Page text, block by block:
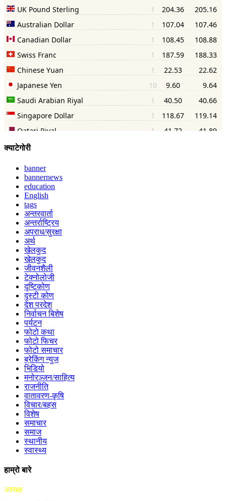
क्याटेगोरी
banner
bannernews
education
English
tags
अन्तरवार्ता
अन्तर्राष्ट्रिय
अपराध/सुरक्षा
अर्थ
खेलकुद
खेलकुद
जीवनशैली
टेक्नोलोजी
दृष्टिकोण
दृस्टी कोण
देश परदेश
निर्वाचन बिशेष
पर्यटन
फोटो कथा
फोटो फिचर
फोटो समाचार
ब्रेकिंग न्युज
भिडियो
मनोरञ्जन/साहित्य
राजनीति
वातावरण-कृषि
विचार/बहस
विशेष
समाचार
समाज
स्थानीय
स्वास्थ्य
हाम्रो बारे
अध्यक्ष